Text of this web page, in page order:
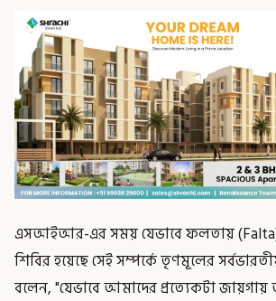
এসআইআর-এর সময় যেভাবে ফলতায়
শিবির হয়েছে সেই সম্পর্কে তৃণমূলের
বলেন, "যেভাবে আমাদের প্রত্যেকটা